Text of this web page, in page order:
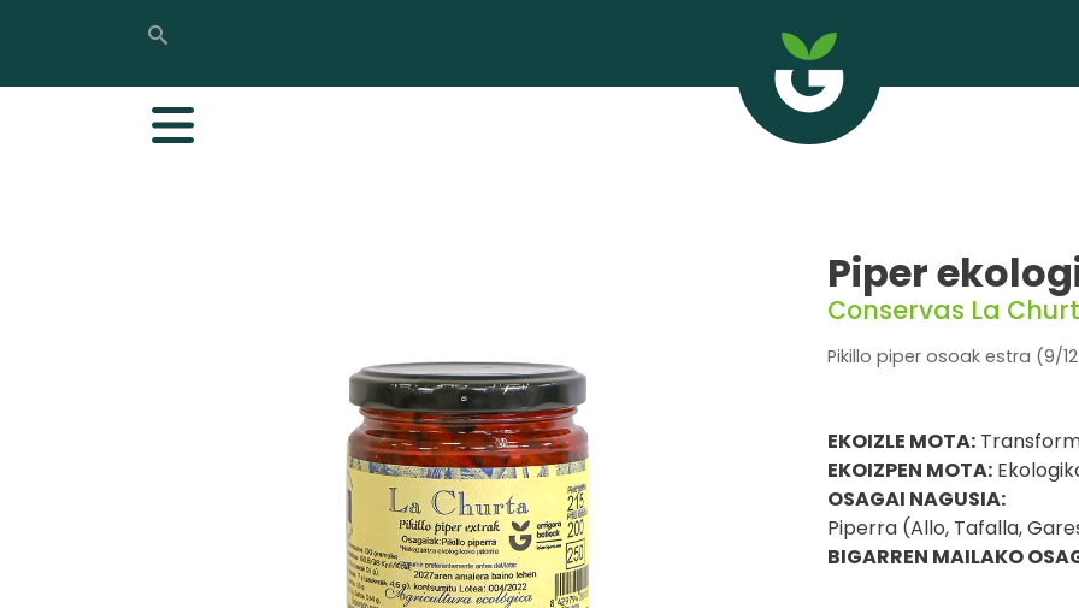
BilatuBilatu
Piper
Conservas La
Pikillo piper osoak estra (9/
EKOIZLE MOTA:
EKOIZPEN MOTA:
OSAGAI NAGUSIA:
Piperra (Allo, Tafalla,
BIGARREN MAILAKO